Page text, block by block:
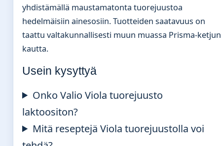
yhdistämällä maustamatonta tuorejuustoa
hedelmäisiin ainesosiin. Tuotteiden saatavuus on
taattu valtakunnallisesti muun muassa Prisma-ketjun
kautta.
Usein kysyttyä
Onko Valio Viola tuorejuusto
laktoositon?
Mitä reseptejä Viola tuorejuustolla voi